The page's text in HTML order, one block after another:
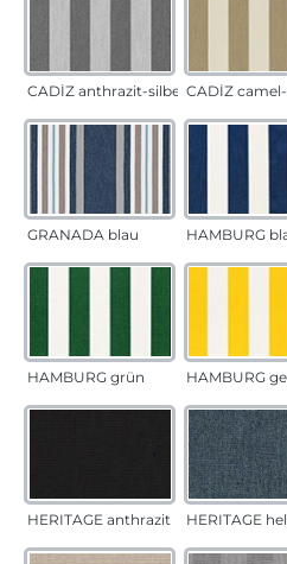
CADÍZ anthrazit-silber CADÍZ
GRANADA blau HAMBURG
HAMBURG grün HAMBURG
HERITAGE anthrazit HERITAGE